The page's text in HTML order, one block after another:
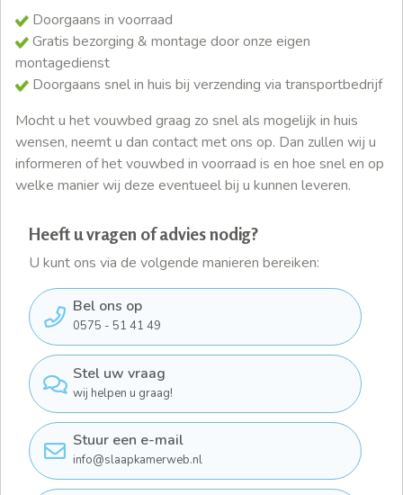
Doorgaans in voorraad
Gratis bezorging & montage door onze eigen
montagedienst
Doorgaans snel in huis bij verzending via transportbedrijf
Mocht u het vouwbed graag zo snel als mogelijk in huis
wensen, neemt u dan contact met ons op. Dan zullen wij u
informeren of het vouwbed in voorraad is en hoe snel en op
welke manier wij deze eventueel bij u kunnen leveren.
Heeft u vragen of advies nodig?
U kunt ons via de volgende manieren bereiken:
Bel ons op
0575 - 51 41 49
Stel uw vraag
wij helpen u graag!
Stuur een e-mail
info@slaapkamerweb.nl